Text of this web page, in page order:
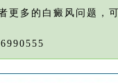
更多的白癜风问题，